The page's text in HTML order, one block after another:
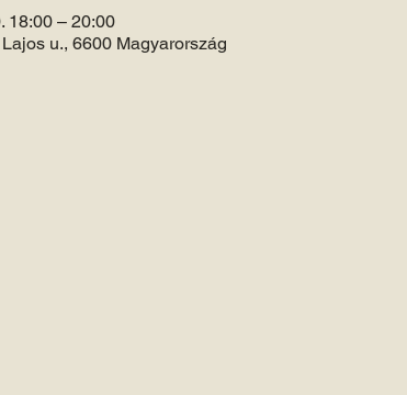
18:00 – 20:00
u., 6600 Magyarország